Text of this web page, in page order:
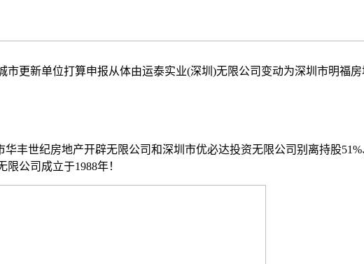
新单位打算申报从体由运泰实业(深圳)无限公司变动为深圳市明福房
丰世纪房地产开辟无限公司和深圳市优必达投资无限公司别离持股
公司成立于1988年！